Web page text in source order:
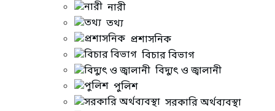
নারী
তথ্য
প্রশাসনিক
বিচার বিভাগ
বিদ্যুৎ ও জ্বালানী
পুলিশ
সরকারি অর্থব্যবস্থা
বছর
রিফর্ম ডোমেইন
উপ-ডোমেইন
সংস্কার প্রস্তাবের উৎস Anti-Corruption